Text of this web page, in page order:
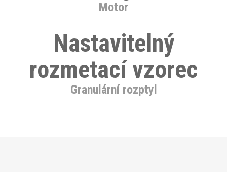
Motor
Granulární rozptyl
Nastavitelný
rozmetací vzorec